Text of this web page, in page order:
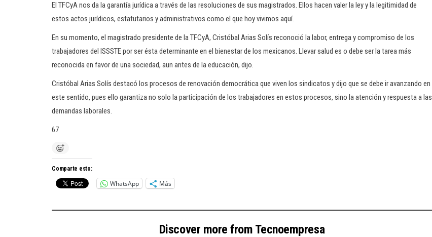
El TFCyA nos da la garantía jurídica a través de las resoluciones de sus magistrados. Ellos hacen valer la ley y la legitimidad de
estos actos jurídicos, estatutarios y administrativos como el que hoy vivimos aquí.
En su momento, el magistrado presidente de la TFCyA, Cristóbal Arias Solís reconoció la labor, entrega y compromiso de los
trabajadores del ISSSTE por ser ésta determinante en el bienestar de los mexicanos. Llevar salud es o debe ser la tarea más
reconocida en favor de una sociedad, aun antes de la educación, dijo.
Cristóbal Arias Solís destacó los procesos de renovación democrática que viven los sindicatos y dijo que se debe ir avanzando en
este sentido, pues ello garantiza no solo la participación de los trabajadores en estos procesos, sino la atención y respuesta a las
demandas laborales.
67
Comparte esto:
WhatsApp Más
Discover more from Tecnoempresa